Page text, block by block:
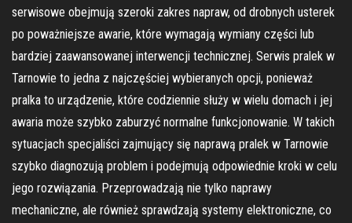
serwisowe obejmują szeroki zakres napraw, od drobnych usterek
po poważniejsze awarie, które wymagają wymiany części lub
bardziej zaawansowanej interwencji technicznej. Serwis pralek w
Tarnowie to jedna z najczęściej wybieranych opcji, ponieważ
pralka to urządzenie, które codziennie służy w wielu domach i jej
awaria może szybko zaburzyć normalne funkcjonowanie. W takich
sytuacjach specjaliści zajmujący się naprawą pralek w Tarnowie
szybko diagnozują problem i podejmują odpowiednie kroki w celu
jego rozwiązania. Przeprowadzają nie tylko naprawy
mechaniczne, ale również sprawdzają systemy elektroniczne, co